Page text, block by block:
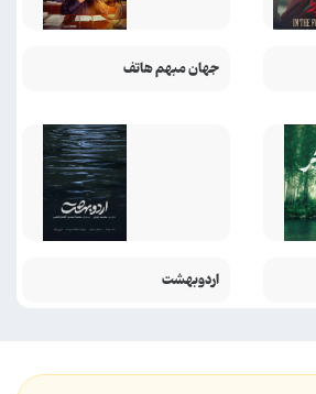
جهان مبهم هاتف
اردوبهشت